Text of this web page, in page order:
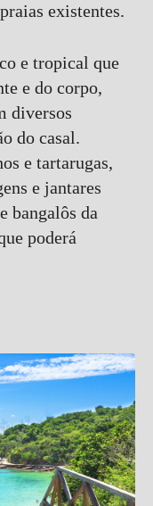
existentes.
e tropical que
e do corpo,
diversos
do casal.
e tartarugas,
e jantares
bangalôs da
poderá